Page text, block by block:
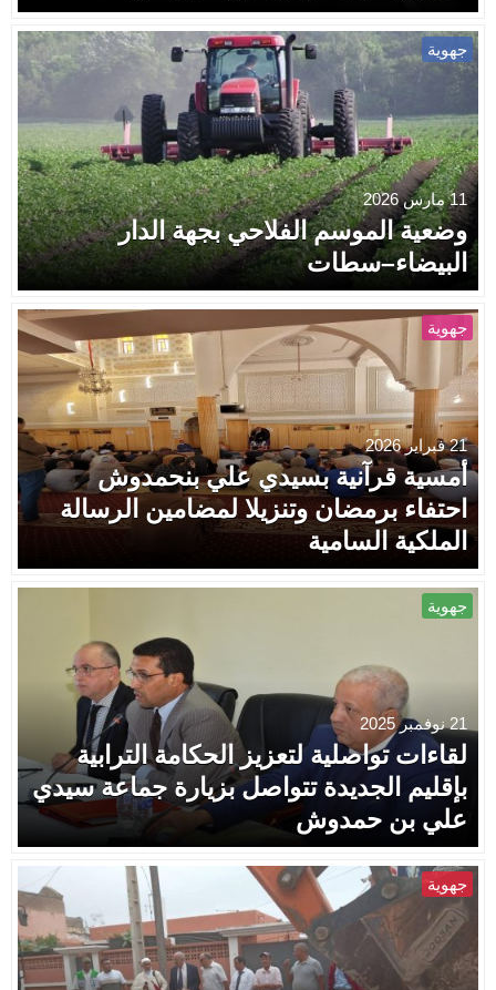
جهوية
11 مارس 2026
وضعية الموسم الفلاحي بجهة الدار
البيضاء–سطات
جهوية
21 فبراير 2026
أمسية قرآنية بسيدي علي بنحمدوش
احتفاء برمضان وتنزيلا لمضامين الرسالة
الملكية السامية
جهوية
21 نوفمبر 2025
لقاءات تواصلية لتعزيز الحكامة الترابية
بإقليم الجديدة تتواصل بزيارة جماعة سيدي
علي بن حمدوش
جهوية